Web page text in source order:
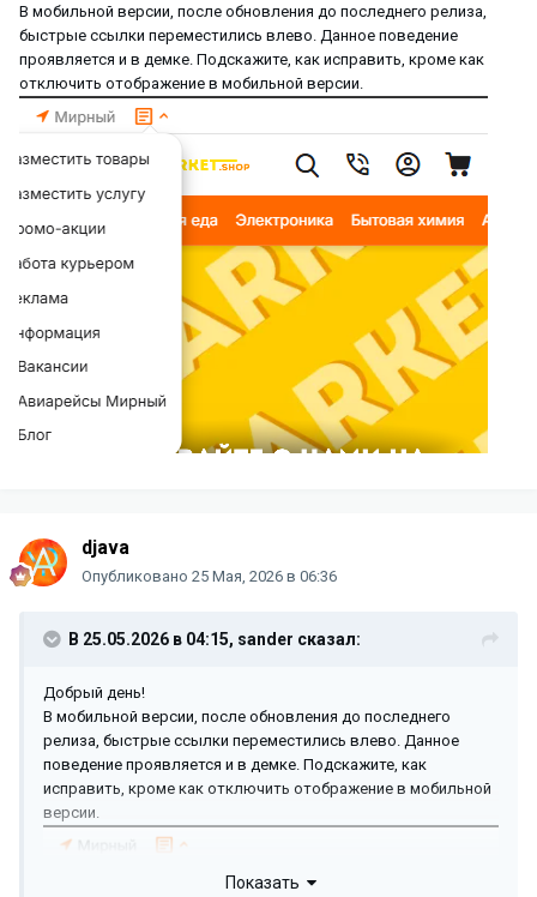
В мобильной версии, после обновления до последнего релиза,
быстрые ссылки переместились влево. Данное поведение
проявляется и в демке. Подскажите, как исправить, кроме как
отключить отображение в мобильной версии.
djava
Опубликовано 25 Мая, 2026 в 06:36
В 25.05.2026 в 04:15, sander сказал:
Добрый день!
В мобильной версии, после обновления до последнего
релиза, быстрые ссылки переместились влево. Данное
поведение проявляется и в демке. Подскажите, как
исправить, кроме как отключить отображение в мобильной
версии.
Показать